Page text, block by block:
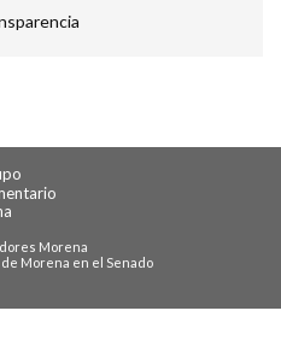
Morena
Morena en el Senado